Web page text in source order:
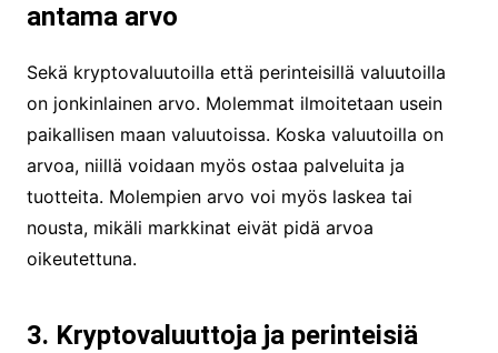
antama arvo
Sekä kryptovaluutoilla että perinteisillä valuutoilla
on jonkinlainen arvo. Molemmat ilmoitetaan usein
paikallisen maan valuutoissa. Koska valuutoilla on
arvoa, niillä voidaan myös ostaa palveluita ja
tuotteita. Molempien arvo voi myös laskea tai
nousta, mikäli markkinat eivät pidä arvoa
oikeutettuna.
3. Kryptovaluuttoja ja perinteisiä